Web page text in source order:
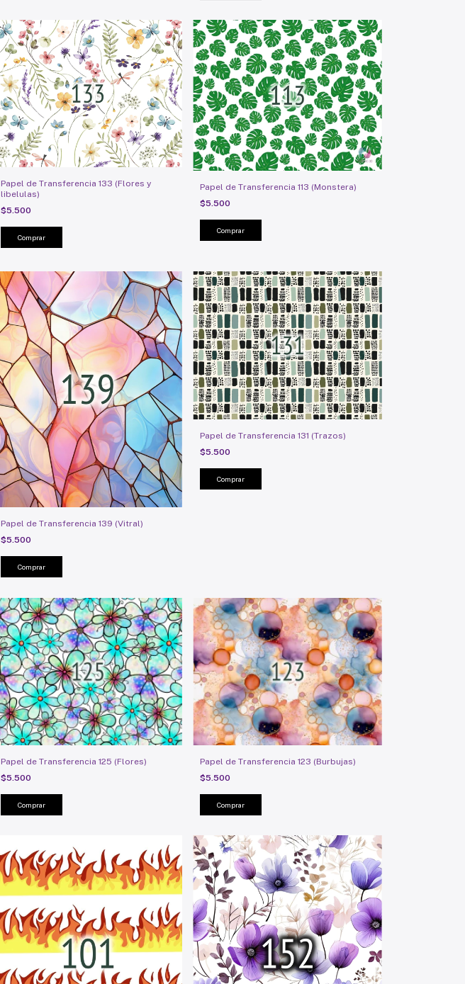
Papel de Transferencia 133 (Flores y
libelulas)
$5.500
Papel de Transferencia 113 (Monstera)
$5.500
Papel de Transferencia 139 (Vitral)
$5.500
Papel de Transferencia 131 (Trazos)
$5.500
Papel de Transferencia 125 (Flores)
$5.500
Papel de Transferencia 123 (Burbujas)
$5.500